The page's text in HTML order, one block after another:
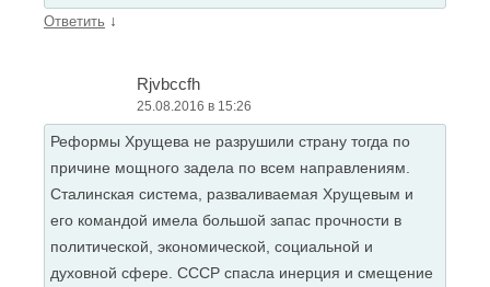
Ответить ↓
Rjvbccfh
25.08.2016 в 15:26
Реформы Хрущева не разрушили страну тогда по
причине мощного задела по всем направлениям.
Сталинская система, разваливаемая Хрущевым и
его командой имела большой запас прочности в
политической, экономической, социальной и
духовной сфере. СССР спасла инерция и смещение